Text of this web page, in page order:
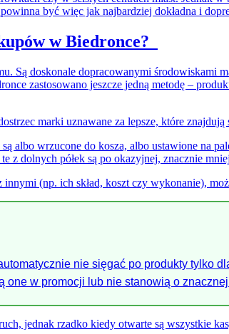
być więc jak najbardziej dokładna i
w Biedronce?
Są doskonale dopracowanymi środowiskami
zastosowano jeszcze jedną metodę –
marki uznawane za lepsze, które znajdują
albo wrzucone do kosza, albo ustawione na
z dolnych półek są po okazyjnej, znacznie
innymi (np. ich skład, koszt czy wykonanie),
nie sięgać po produkty tylko
one w promocji lub nie stanowią o
jednak rzadko kiedy otwarte są wszystkie